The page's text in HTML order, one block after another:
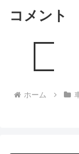
コメント
ホーム